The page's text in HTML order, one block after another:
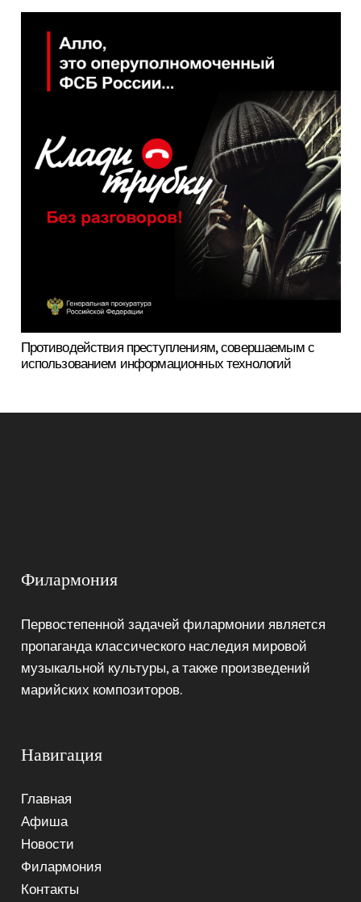
Противодействия преступлениям, совершаемым с
использованием информационных технологий
Филармония
Первостепенной задачей филармонии является
пропаганда классического наследия мировой
музыкальной культуры, а также произведений
марийских композиторов.
Навигация
Главная
Афиша
Новости
Филармония
Контакты